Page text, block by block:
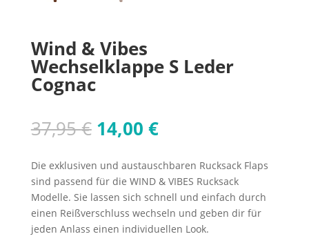
Wind & Vibes
Wechselklappe S Leder
Cognac
37,95€ Ursprünglicher
Preis
war:
37,95 €
14,00 €Aktueller
Preis
ist:
14,00 €.
Die exklusiven und austauschbaren Rucksack Flaps
sind passend für die WIND & VIBES Rucksack
Modelle. Sie lassen sich schnell und einfach durch
einen Reißverschluss wechseln und geben dir für
jeden Anlass einen individuellen Look.